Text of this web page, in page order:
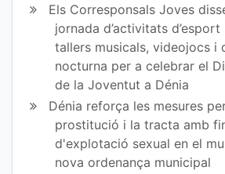
Els Corresponsals Joves
jornada d’activitats
tallers musicals, videojocs i
nocturna per a celebrar el
de la Joventut a Dénia
Dénia reforça les mesures
prostitució i la tracta amb
d'explotació sexual en el
nova ordenança municipal